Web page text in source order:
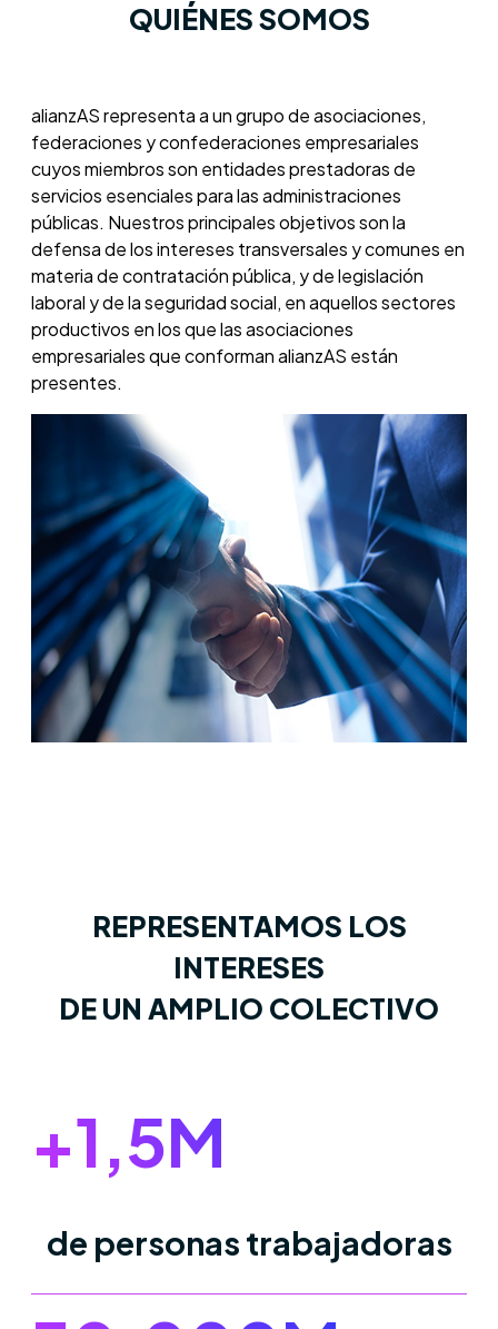
QUIÉNES SOMOS
alianzAS representa a un grupo de asociaciones,
federaciones y confederaciones empresariales
cuyos miembros son entidades prestadoras de
servicios esenciales para las administraciones
públicas. Nuestros principales objetivos son la
defensa de los intereses transversales y comunes en
materia de contratación pública, y de legislación
laboral y de la seguridad social, en aquellos sectores
productivos en los que las asociaciones
empresariales que conforman alianzAS están
presentes.
REPRESENTAMOS LOS
INTERESES
DE UN AMPLIO COLECTIVO
+1,5M
de personas trabajadoras